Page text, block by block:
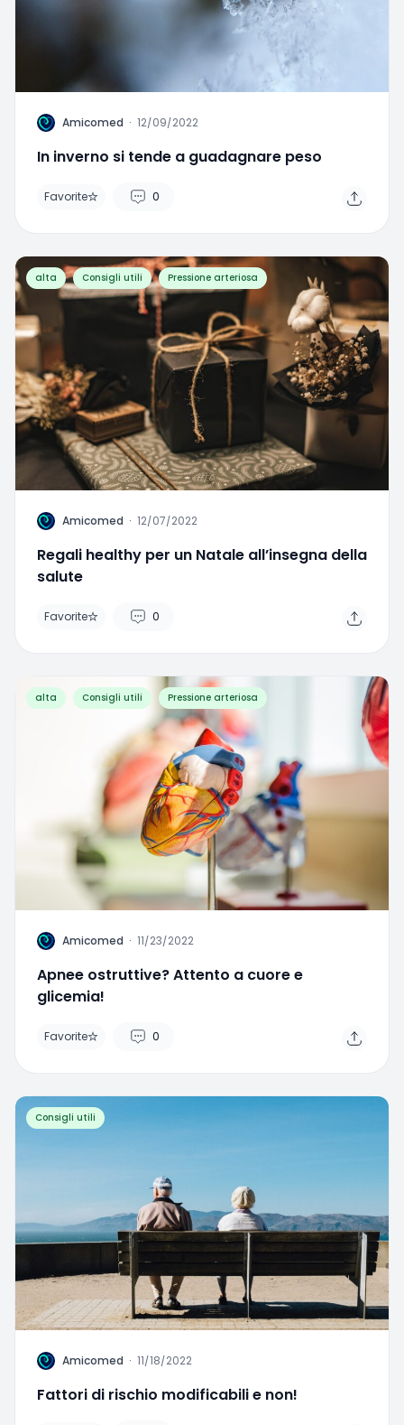
A Amicomed · 12/09/2022
In inverno si tende a guadagnare peso
Favorite 0
alta Consigli utili Pressione arteriosa
A Amicomed · 12/07/2022
Regali healthy per un Natale all’insegna della
salute
Favorite 0
alta Consigli utili Pressione arteriosa
A Amicomed · 11/23/2022
Apnee ostruttive? Attento a cuore e
glicemia!
Favorite 0
Consigli utili
A Amicomed · 11/18/2022
Fattori di rischio modificabili e non!